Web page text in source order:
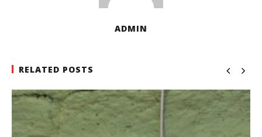
ADMIN
RELATED POSTS